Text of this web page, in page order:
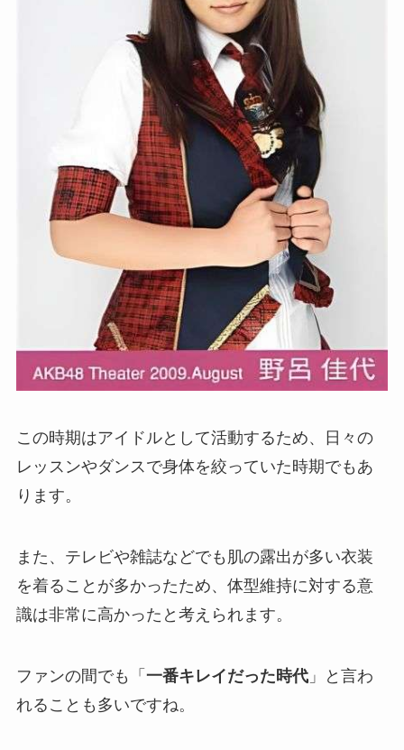
この時期はアイドルとして活動するため、日々の
レッスンやダンスで身体を絞っていた時期でもあ
ります。
また、テレビや雑誌などでも肌の露出が多い衣装
を着ることが多かったため、体型維持に対する意
識は非常に高かったと考えられます。
ファンの間でも「 一番キレイだった時代」と言わ
れることも多いですね。